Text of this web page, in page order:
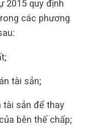
2015 quy định
các phương
tài sản;
tài sản để thay
bên thế chấp;